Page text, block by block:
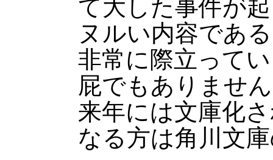
て大した事件が
ヌルい内容であ
非常に際立って
屁でもありませ
来年には文庫化
なる方は角川文